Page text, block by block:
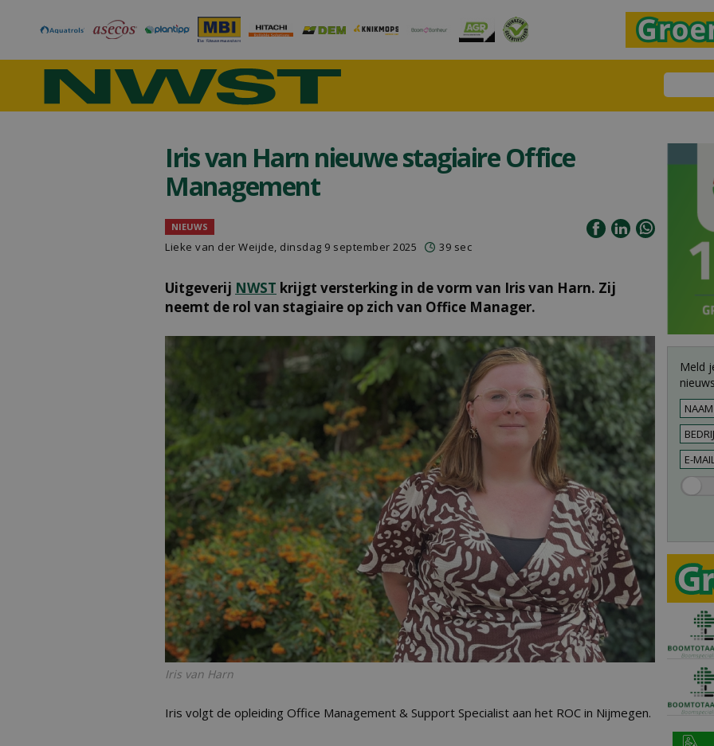
Iris van Harn nieuwe stagiaire Office
Management
NIEUWS
Lieke van der Weijde, dinsdag 9 september 2025 39 sec
Uitgeverij NWST krijgt versterking in de vorm van Iris van Harn. Zij
neemt de rol van stagiaire op zich van Office Manager.
Iris van Harn
Iris volgt de opleiding Office Management & Support Specialist aan het ROC in Nijmegen.
Meld